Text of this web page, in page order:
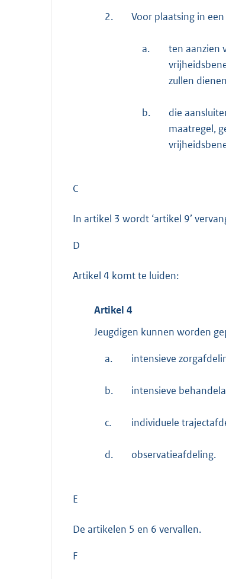
2. Voor plaatsing in
a.
ten aanzien
zullen
b.
die
maatregel,
C
In artikel 3 wordt ‘artikel 9’
D
Artikel 4 komt te luiden:
Artikel 4
Jeugdigen kunnen worden
a. intensieve
b. intensieve
c. individuele
d. observatieafdeling.
E
De artikelen 5 en 6 vervallen.
F